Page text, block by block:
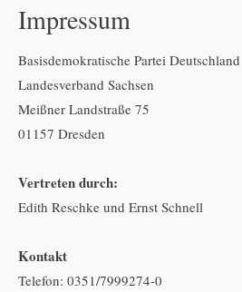
Impressum
Basisdemokratische Partei Deutschland
Landesverband Sachsen
Meißner Landstraße 75
01157 Dresden
Vertreten durch:
Edith Reschke und Ernst Schnell
Kontakt
Telefon: 0351/7999274-0